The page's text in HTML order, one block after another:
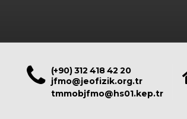
(+90) 312 418 42 20
jfmo@jeofizik.org.tr
tmmobjfmo@hs01.kep.tr